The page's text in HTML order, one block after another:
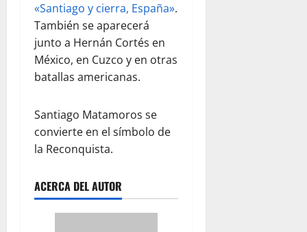
«Santiago y cierra, España».
También se aparecerá
junto a Hernán Cortés en
México, en Cuzco y en otras
batallas americanas.
Santiago Matamoros se
convierte en el símbolo de
la Reconquista.
ACERCA DEL AUTOR